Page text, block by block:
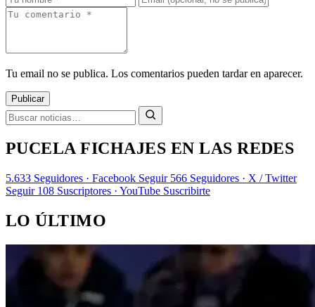
Tu email no se publica. Los comentarios pueden tardar en aparecer.
Publicar
PUCELA FICHAJES EN LAS REDES
5.633 Seguidores · Facebook Seguir 566 Seguidores · X / Twitter
Seguir 108 Suscriptores · YouTube Suscribirte
LO ÚLTIMO